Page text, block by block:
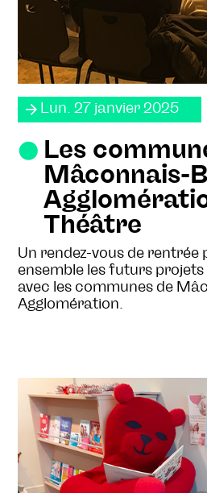
Lun. 27 janvier 2025
Les
Mâconnais-
Théâtre
Un rendez-vous de rentrée
ensemble les futurs
avec les communes de
Agglomération.